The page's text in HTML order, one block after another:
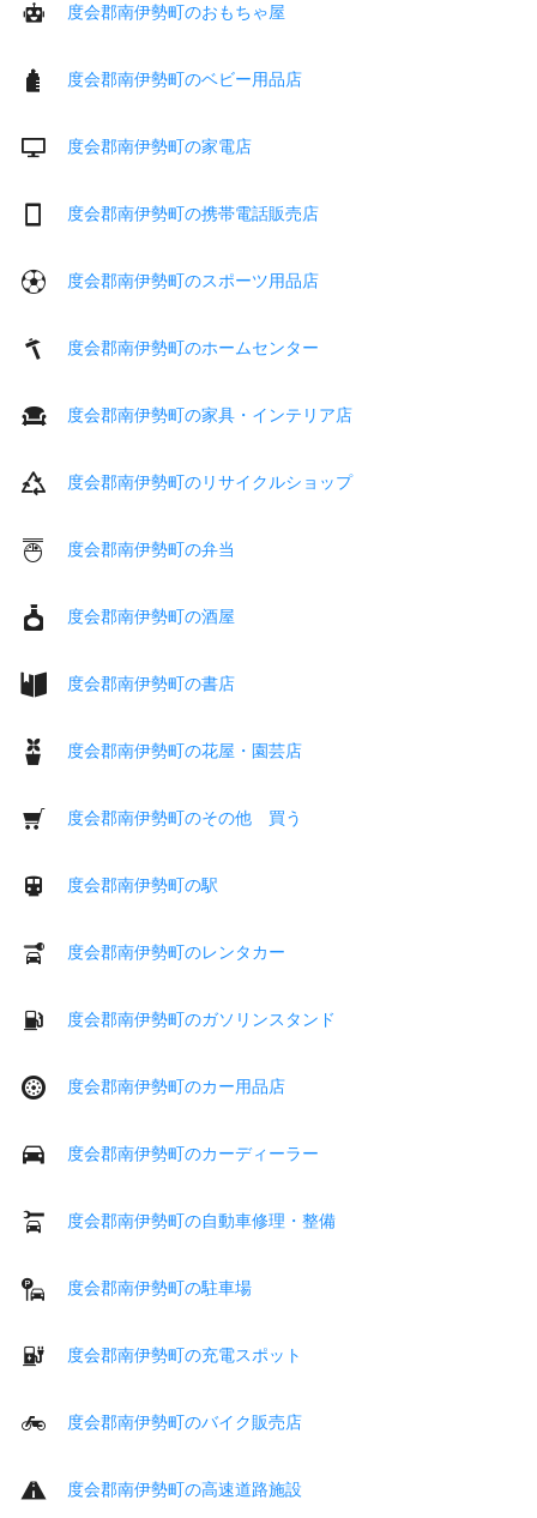
度会郡南伊勢町のおもちゃ屋
度会郡南伊勢町のベビー用品店
度会郡南伊勢町の家電店
度会郡南伊勢町の携帯電話販売店
度会郡南伊勢町のスポーツ用品店
度会郡南伊勢町のホームセンター
度会郡南伊勢町の家具・インテリア店
度会郡南伊勢町のリサイクルショップ
度会郡南伊勢町の弁当
度会郡南伊勢町の酒屋
度会郡南伊勢町の書店
度会郡南伊勢町の花屋・園芸店
度会郡南伊勢町のその他 買う
度会郡南伊勢町の駅
度会郡南伊勢町のレンタカー
度会郡南伊勢町のガソリンスタンド
度会郡南伊勢町のカー用品店
度会郡南伊勢町のカーディーラー
度会郡南伊勢町の自動車修理・整備
度会郡南伊勢町の駐車場
度会郡南伊勢町の充電スポット
度会郡南伊勢町のバイク販売店
度会郡南伊勢町の高速道路施設